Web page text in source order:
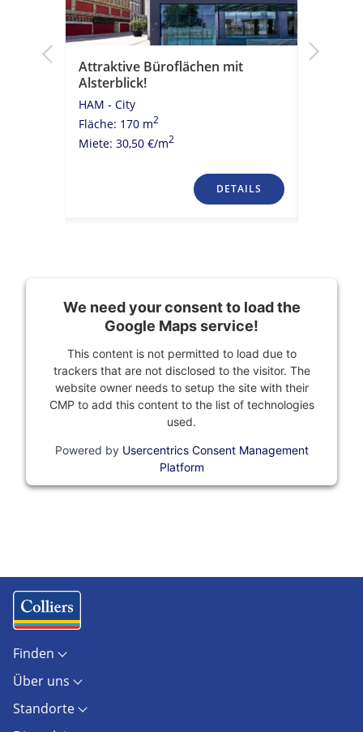
Attraktive Büroflächen mit
Alsterblick!
HAM - City
Fläche: 170 m2
Miete: 30,50 €/m2
DETAILS
We need your consent to load the
Google Maps service!
This content is not permitted to load due to
trackers that are not disclosed to the visitor. The
website owner needs to setup the site with their
CMP to add this content to the list of technologies
used.
Powered by Usercentrics Consent Management
Platform
Finden
Standorte
Immobilienlexikon
AGB
Über uns
Unternehmen
Standorte